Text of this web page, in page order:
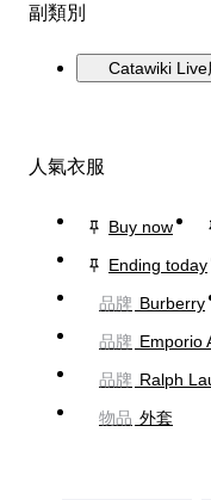
副類別
Catawiki Live
人氣衣服
Buy now
Ending today
品牌 Burberry
品牌 Emporio
品牌 Ralph
物品 外套